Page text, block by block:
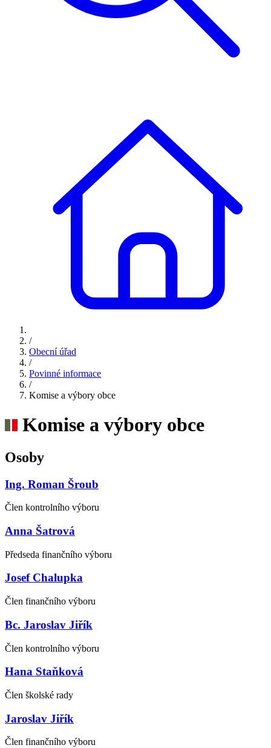
/
Obecní úřad
/
Povinné informace
/
Komise a výbory obce
Komise a výbory obce
Osoby
Ing. Roman Šroub
Člen kontrolního výboru
Anna Šatrová
Předseda finančního výboru
Josef Chalupka
Člen finančního výboru
Bc. Jaroslav Jiřík
Člen kontrolního výboru
Hana Staňková
Člen školské rady
Jaroslav Jiřík
Člen finančního výboru